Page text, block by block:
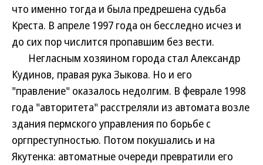
что именно тогда и была предрешена судьба
Креста. В апреле 1997 года он бесследно исчез и
до сих пор числится пропавшим без вести.
Негласным хозяином города стал Александр
Кудинов, правая рука Зыкова. Но и его
"правление" оказалось недолгим. В феврале 1998
года "авторитета" расстреляли из автомата возле
здания пермского управления по борьбе с
оргпреступностью. Потом покушались и на
Якутенка: автоматные очереди превратили его